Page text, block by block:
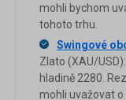
mohli bychom
tohoto trhu.
Swingové
Zlato (XAU/
hladině 2280.
mohli uvažovat